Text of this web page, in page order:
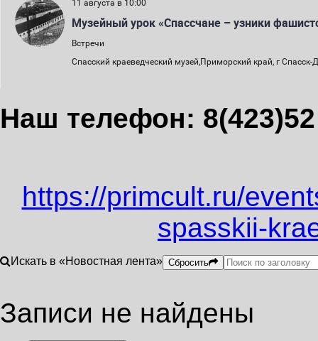
Наш телефон: 8(423)52
https://primcult.ru/
spasskii-
Искать в «Новостная лента» Сбросить
Записи не найдены